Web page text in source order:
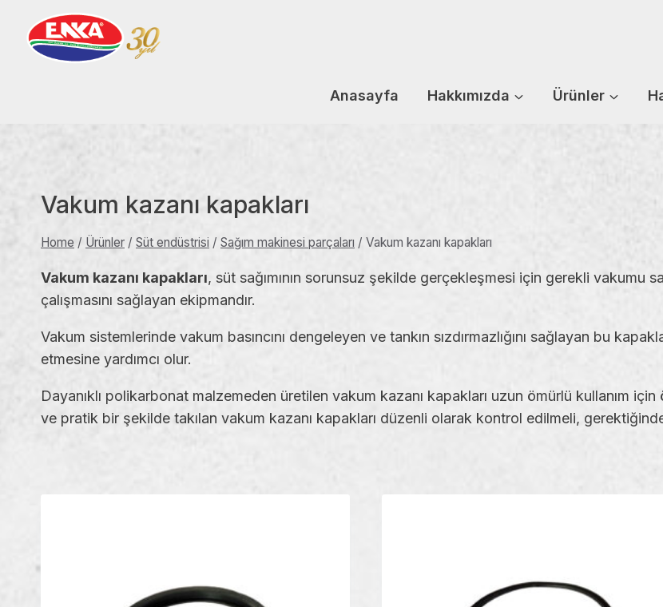
content
Anasayfa Hakkımızda Ürünler
Vakum kazanı kapakları
Home / Ürünler / Süt endüstrisi / Sağım makinesi parçaları / Vakum kazanı kapakları
Vakum kazanı kapakları, süt sağımının sorunsuz şekilde gerçekleşmesi için gerekli vakumu
çalışmasını sağlayan ekipmandır.
Vakum sistemlerinde vakum basıncını dengeleyen ve tankın sızdırmazlığını sağlayan bu
etmesine yardımcı olur.
Dayanıklı polikarbonat malzemeden üretilen vakum kazanı kapakları uzun ömürlü kullanım
ve pratik bir şekilde takılan vakum kazanı kapakları düzenli olarak kontrol edilmeli,